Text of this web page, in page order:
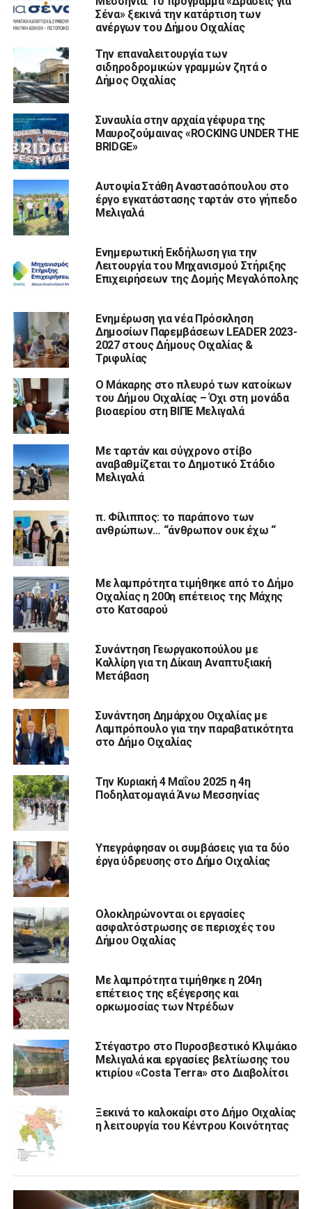
Σένα» ξεκινά την κατάρτιση των
ανέργων του Δήμου Οιχαλίας
Την επαναλειτουργία των
σιδηροδρομικών γραμμών ζητά ο
Δήμος Οιχαλίας
Συναυλία στην αρχαία γέφυρα της
Μαυροζούμαινας «ROCKING UNDER THE
BRIDGE»
Αυτοψία Στάθη Αναστασόπουλου στο
έργο εγκατάστασης ταρτάν στο γήπεδο
Μελιγαλά
Ενημερωτική Εκδήλωση για την
Λειτουργία του Μηχανισμού Στήριξης
Επιχειρήσεων της Δομής Μεγαλόπολης
Ενημέρωση για νέα Πρόσκληση
Δημοσίων Παρεμβάσεων LEADER 2023-
2027 στους Δήμους Οιχαλίας &
Τριφυλίας
Ο Μάκαρης στο πλευρό των κατοίκων
του Δήμου Οιχαλίας – Όχι στη μονάδα
βιοαερίου στη ΒΙΠΕ Μελιγαλά
Με ταρτάν και σύγχρονο στίβο
αναβαθμίζεται το Δημοτικό Στάδιο
Μελιγαλά
π. Φίλιππος: το παράπονο των
ανθρώπων… “άνθρωπον ουκ έχω “
Με λαμπρότητα τιμήθηκε από το Δήμο
Οιχαλίας η 200η επέτειος της Μάχης
στο Κατσαρού
Συνάντηση Γεωργακοπούλου με
Καλλίρη για τη Δίκαιη Αναπτυξιακή
Μετάβαση
Συνάντηση Δημάρχου Οιχαλίας με
Λαμπρόπουλο για την παραβατικότητα
στο Δήμο Οιχαλίας
Την Κυριακή 4 Μαΐου 2025 η 4η
Ποδηλατομαγιά Άνω Μεσσηνίας
Υπεγράφησαν οι συμβάσεις για τα δύο
έργα ύδρευσης στο Δήμο Οιχαλίας
Ολοκληρώνονται οι εργασίες
ασφαλτόστρωσης σε περιοχές του
Δήμου Οιχαλίας
Με λαμπρότητα τιμήθηκε η 204η
επέτειος της εξέγερσης και
ορκωμοσίας των Ντρέδων
Στέγαστρο στο Πυροσβεστικό Κλιμάκιο
Μελιγαλά και εργασίες βελτίωσης του
κτιρίου «Costa Terra» στο Διαβολίτσι
Ξεκινά το καλοκαίρι στο Δήμο Οιχαλίας
η λειτουργία του Κέντρου Κοινότητας